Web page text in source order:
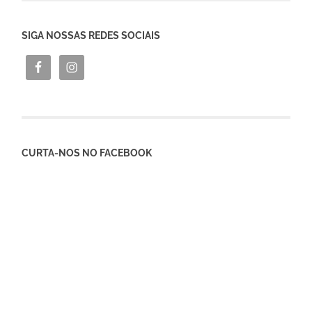
SIGA NOSSAS REDES SOCIAIS
CURTA-NOS NO FACEBOOK